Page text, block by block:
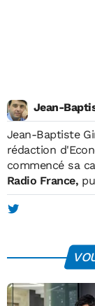
Jean-
Jean-Baptiste
rédaction d'Economie
commencé sa
Radio France,
reporter,
parallèle, il était
diffusés en
Matin, qui
français. Celui-
exemplaires